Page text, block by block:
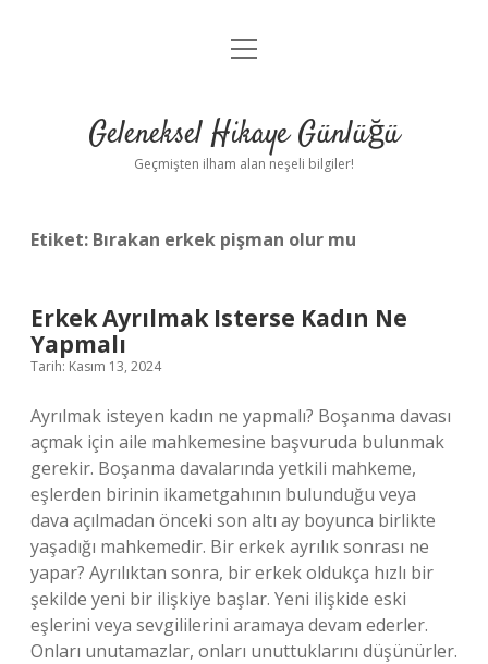
Anasayfa
Yasal Uyarı
menüyü
Geleneksel Hikaye Günlüğü
Geçmişten ilham alan neşeli bilgiler!
Etiket: Bırakan erkek pişman olur mu
Erkek Ayrılmak Isterse Kadın Ne
Yapmalı
Tarih: Kasım 13, 2024
Ayrılmak isteyen kadın ne yapmalı? Boşanma davası
açmak için aile mahkemesine başvuruda bulunmak
gerekir. Boşanma davalarında yetkili mahkeme,
eşlerden birinin ikametgahının bulunduğu veya
dava açılmadan önceki son altı ay boyunca birlikte
yaşadığı mahkemedir. Bir erkek ayrılık sonrası ne
yapar? Ayrılıktan sonra, bir erkek oldukça hızlı bir
şekilde yeni bir ilişkiye başlar. Yeni ilişkide eski
eşlerini veya sevgililerini aramaya devam ederler.
Onları unutamazlar, onları unuttuklarını düşünürler.